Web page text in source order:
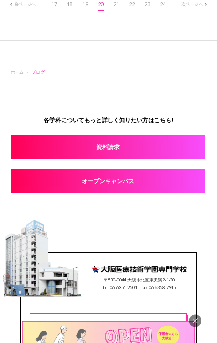
前ページへ 17 18 19 20 21 22 23 24 次ページへ
ホーム ブログ
各学科についてもっと詳しく知りたい方はこちら!
資料請求
オープンキャンパス
〒530-0044 大阪市北区東天満2-1-30
tel.06-6354-2501 fax.06-6358-7945
CONTACT